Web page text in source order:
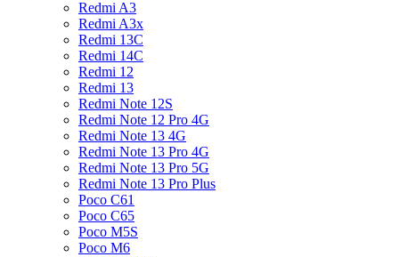
Redmi A3
Redmi A3x
Redmi 13C
Redmi 14C
Redmi 12
Redmi 13
Redmi Note 12S
Redmi Note 12 Pro 4G
Redmi Note 13 4G
Redmi Note 13 Pro 4G
Redmi Note 13 Pro 5G
Redmi Note 13 Pro Plus
Poco C61
Poco C65
Poco M5S
Poco M6